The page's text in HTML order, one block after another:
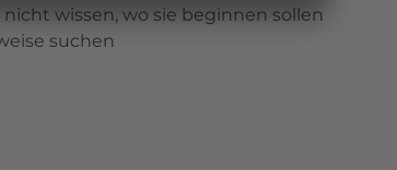
wissen, wo sie beginnen sollen
suchen